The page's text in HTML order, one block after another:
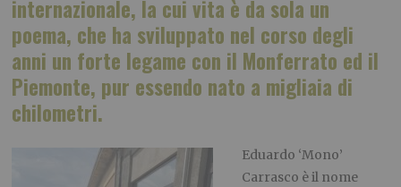
internazionale, la cui vita è da sola un
poema, che ha sviluppato nel corso degli
anni un forte legame con il Monferrato ed il
Piemonte, pur essendo nato a migliaia di
chilometri.
Eduardo ‘Mono’
Carrasco è il nome